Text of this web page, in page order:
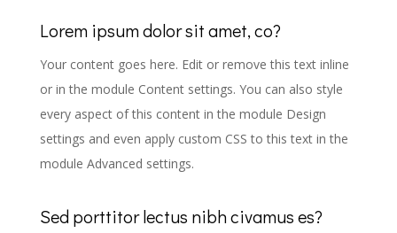
Lorem ipsum dolor sit amet, co?
Your content goes here. Edit or remove this text inline
or in the module Content settings. You can also style
every aspect of this content in the module Design
settings and even apply custom CSS to this text in the
module Advanced settings.
Sed porttitor lectus nibh civamus es?